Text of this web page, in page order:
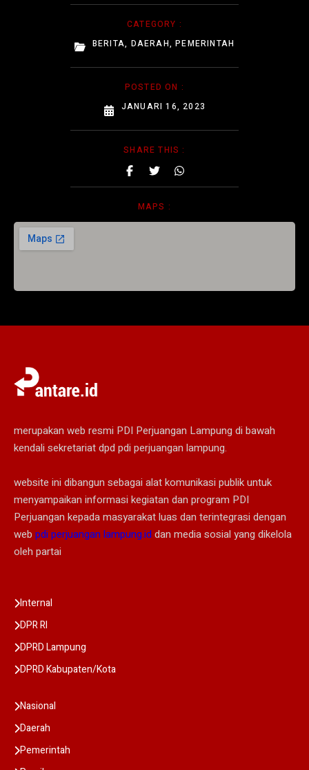
CATEGORY :
BERITA, DAERAH,PEMERINTAH
POSTED ON :
JANUARI 16, 2023
SHARE THIS :
MAPS :
merupakan web resmi PDI Perjuangan Lampung di bawah
kendali sekretariat dpd pdi perjuangan lampung.
website ini dibangun sebagai alat komunikasi publik untuk
menyampaikan informasi kegiatan dan program PDI
Perjuangan kepada masyarakat luas dan terintegrasi dengan
web pdi perjuangan lampung.id dan media sosial yang dikelola
oleh partai
Internal
DPR RI
DPRD Lampung
DPRD Kabupaten/Kota
Nasional
Daerah
Pemerintah